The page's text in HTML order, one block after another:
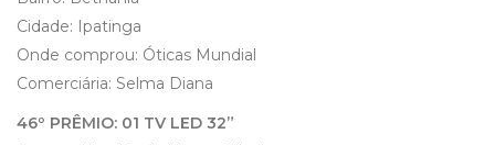
Cidade: Ipatinga
Onde comprou: Óticas Mundial
Comerciária: Selma Diana
46º PRÊMIO: 01 TV LED 32”